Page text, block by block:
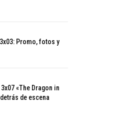
Promo, fotos y
«The Dragon in
de escena